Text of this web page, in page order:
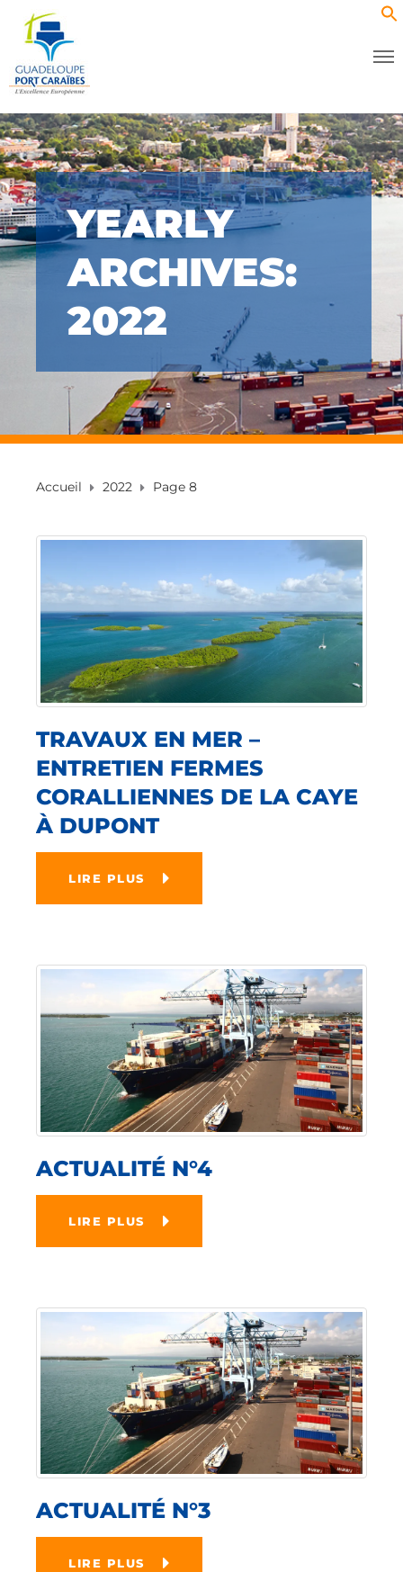
YEARLY
ARCHIVES:
2022
Accueil 2022 Page 8
TRAVAUX EN MER –
ENTRETIEN FERMES
CORALLIENNES DE LA CAYE
À DUPONT
LIRE PLUS
ACTUALITÉ N°4
LIRE PLUS
ACTUALITÉ N°3
LIRE PLUS